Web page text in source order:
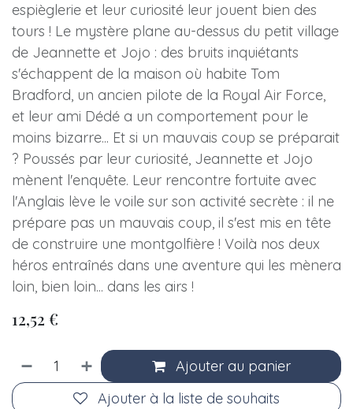
espièglerie et leur curiosité leur jouent bien des
tours ! Le mystère plane au-dessus du petit village
de Jeannette et Jojo : des bruits inquiétants
s'échappent de la maison où habite Tom
Bradford, un ancien pilote de la Royal Air Force,
et leur ami Dédé a un comportement pour le
moins bizarre... Et si un mauvais coup se préparait
? Poussés par leur curiosité, Jeannette et Jojo
mènent l'enquête. Leur rencontre fortuite avec
l'Anglais lève le voile sur son activité secrète : il ne
prépare pas un mauvais coup, il s'est mis en tête
de construire une montgolfière ! Voilà nos deux
héros entraînés dans une aventure qui les mènera
loin, bien loin... dans les airs !
12,52 €
Ajouter au panier
Ajouter à la liste de souhaits